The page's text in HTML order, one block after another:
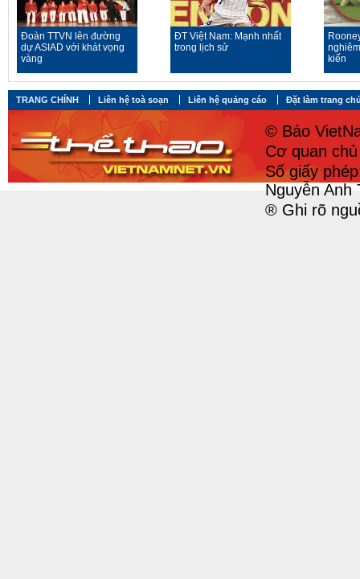
Đoàn TTVN lên đường
dự ASIAD với khát vọng
vàng
ĐT Việt Nam: Mạnh nhất
trong lịch sử
kiến
TRANG CHÍNH Liên hệ toà soạn Liên hệ quảng cáo Đặt làm trang
© Báo
Cơ quan
Số giấy
Nguyễn Anh
® Ghi rõ